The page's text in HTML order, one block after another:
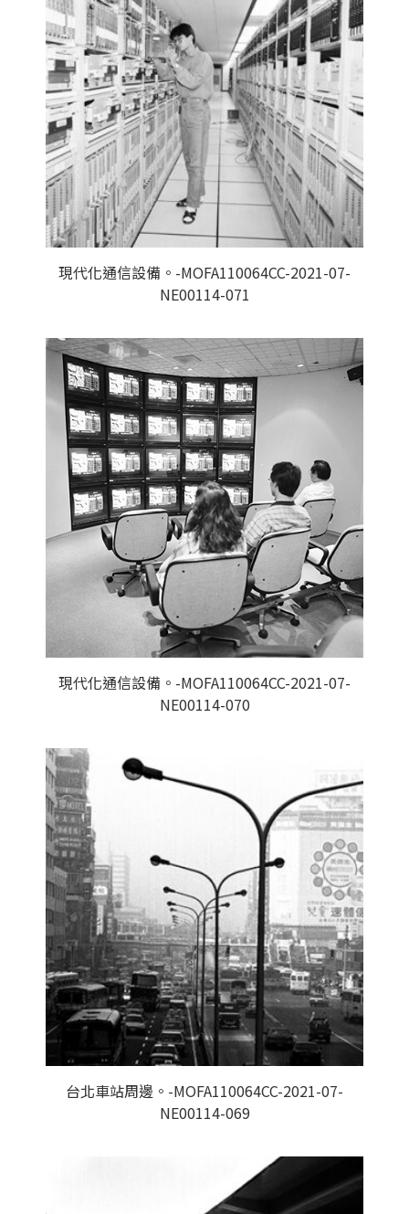
現代化通信設備。-MOFA110064CC-2021-07-
NE00114-071
現代化通信設備。-MOFA110064CC-2021-07-
NE00114-070
台北車站周邊。-MOFA110064CC-2021-07-
NE00114-069